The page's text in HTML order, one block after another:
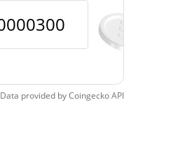
Data provided byCoingeckoAPI